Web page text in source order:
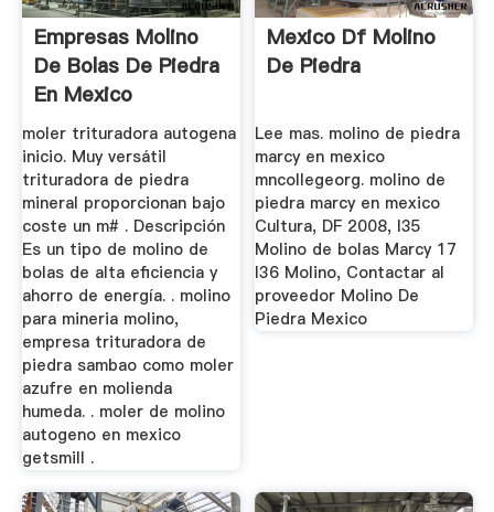
Empresas Molino
De Bolas De Piedra
En Mexico
moler trituradora autogena
inicio. Muy versátil
trituradora de piedra
mineral proporcionan bajo
coste un m# . Descripción
Es un tipo de molino de
bolas de alta eficiencia y
ahorro de energía. . molino
para mineria molino,
empresa trituradora de
piedra sambao como moler
azufre en molienda
humeda. . moler de molino
autogeno en mexico
getsmill .
Mexico Df Molino
De Piedra
Lee mas. molino de piedra
marcy en mexico
mncollegeorg. molino de
piedra marcy en mexico
Cultura, DF 2008, I35
Molino de bolas Marcy 17
I36 Molino, Contactar al
proveedor Molino De
Piedra Mexico